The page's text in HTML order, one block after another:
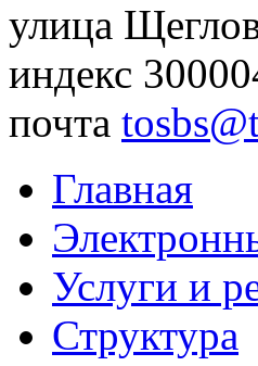
улица
индекс
почта
Главная
Услуги и
Структура